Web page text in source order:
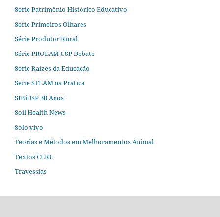
Série Patrimônio Histórico Educativo
Série Primeiros Olhares
Série Produtor Rural
Série PROLAM USP Debate
Série Raízes da Educação
Série STEAM na Prática
SIBiUSP 30 Anos
Soil Health News
Solo vivo
Teorias e Métodos em Melhoramentos Animal
Textos CERU
Travessias